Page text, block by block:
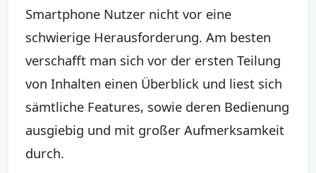
Smartphone Nutzer nicht vor eine
schwierige Herausforderung. Am besten
verschafft man sich vor der ersten Teilung
von Inhalten einen Überblick und liest sich
sämtliche Features, sowie deren Bedienung
ausgiebig und mit großer Aufmerksamkeit
durch.